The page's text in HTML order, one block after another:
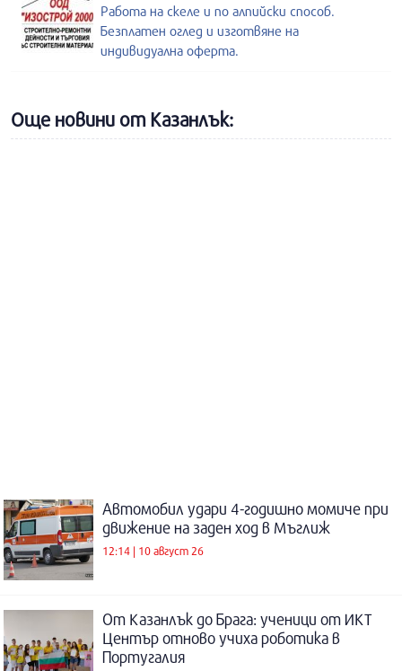
Работа на скеле и по алпийски способ.
Безплатен оглед и изготвяне на
индивидуална оферта.
Още новини от Казанлък:
Автомобил удари 4-годишно момиче при
движение на заден ход в Мъглиж
12:14 | 10 август 26
От Казанлък до Брага: ученици от ИКТ
Център отново учиха роботика в
Португалия